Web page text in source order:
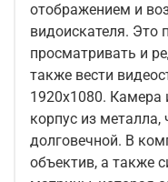
отображением и
видоискателя. Это
просматривать и
также вести
1920x1080. Камера имеет пылезащищенный
корпус из металла,
долговечной. В
объектив, а также